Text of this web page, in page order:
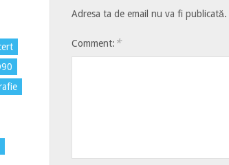
Adresa ta de email nu va fi publicată.
Comment: *